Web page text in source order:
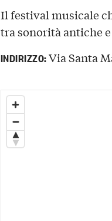
Il festival musicale
tra sonorità antiche
INDIRIZZO:Via Santa